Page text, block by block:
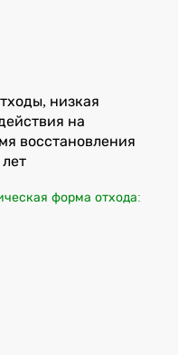
низкая
на
восстановления
форма отхода: